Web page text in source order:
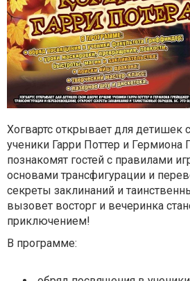
Хогвартс открывает для
ученики Гарри Поттер и Гермиона
познакомят гостей с правилами
основами трансфигурации и
секреты заклинаний и
вызовет восторг и вечеринка
приключением!
В программе: